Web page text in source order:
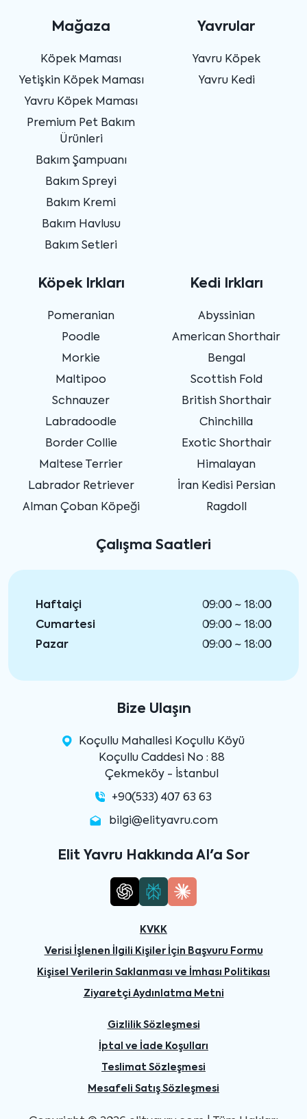
Mağaza
Köpek Maması
Yetişkin Köpek Maması
Yavru Köpek Maması
Premium Pet Bakım
Ürünleri
Bakım Şampuanı
Bakım Spreyi
Bakım Kremi
Bakım Havlusu
Bakım Setleri
Yavrular
Yavru Köpek
Yavru Kedi
Köpek Irkları
Pomeranian
Poodle
Morkie
Maltipoo
Schnauzer
Labradoodle
Border Collie
Maltese Terrier
Labrador Retriever
Alman Çoban Köpeği
Kedi Irkları
Abyssinian
American Shorthair
Bengal
Scottish Fold
British Shorthair
Chinchilla
Exotic Shorthair
Himalayan
İran Kedisi Persian
Ragdoll
Çalışma Saatleri
Haftaiçi
09:00 ~ 18:00
Cumartesi
09:00 ~ 18:00
Pazar
09:00 ~ 18:00
Bize Ulaşın
Koçullu Mahallesi Koçullu Köyü
Koçullu Caddesi No : 88
Çekmeköy - İstanbul
+90(533) 407 63 63
bilgi@elityavru.com
Elit Yavru Hakkında AI'a Sor
KVKK
Verisi İşlenen İlgili Kişiler İçin Başvuru Formu
Kişisel Verilerin Saklanması ve İmhası Politikası
Ziyaretçi Aydınlatma Metni
Gizlilik Sözleşmesi
İptal ve İade Koşulları
Teslimat Sözleşmesi
Mesafeli Satış Sözleşmesi